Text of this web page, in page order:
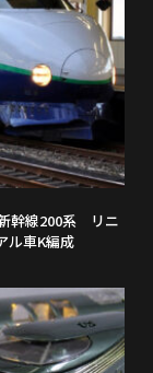
幹線200系 リニ
ル車K編成